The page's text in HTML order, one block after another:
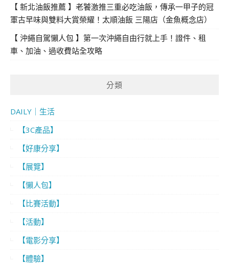
【 新北油飯推薦 】老饕激推三重必吃油飯，傳承一甲子的冠
軍古早味與雙料大賞榮耀！太順油飯 三陽店（金魚概念店）
【 沖繩自駕懶人包 】第一次沖繩自由行就上手！證件、租
車、加油、過收費站全攻略
分類
DAILY｜生活
【3C產品】
【好康分享】
【展覽】
【懶人包】
【比賽活動】
【活動】
【電影分享】
【體驗】